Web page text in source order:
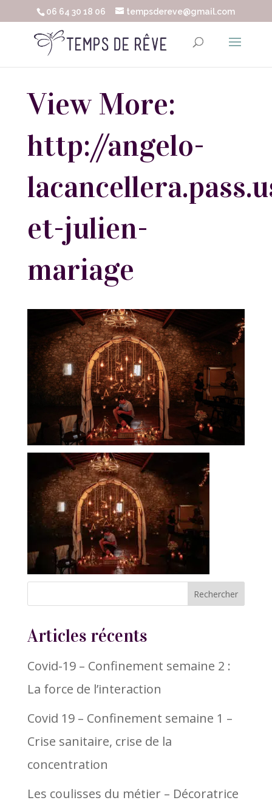
06 64 30 18 06 tempsdereve@gmail.com
View More:
http://angelo-
et-julien-
mariage
Articles récents
Covid-19 – Confinement semaine 2 :
La force de l’interaction
Covid 19 – Confinement semaine 1 –
Crise sanitaire, crise de la
concentration
Les coulisses du métier – Décoratrice